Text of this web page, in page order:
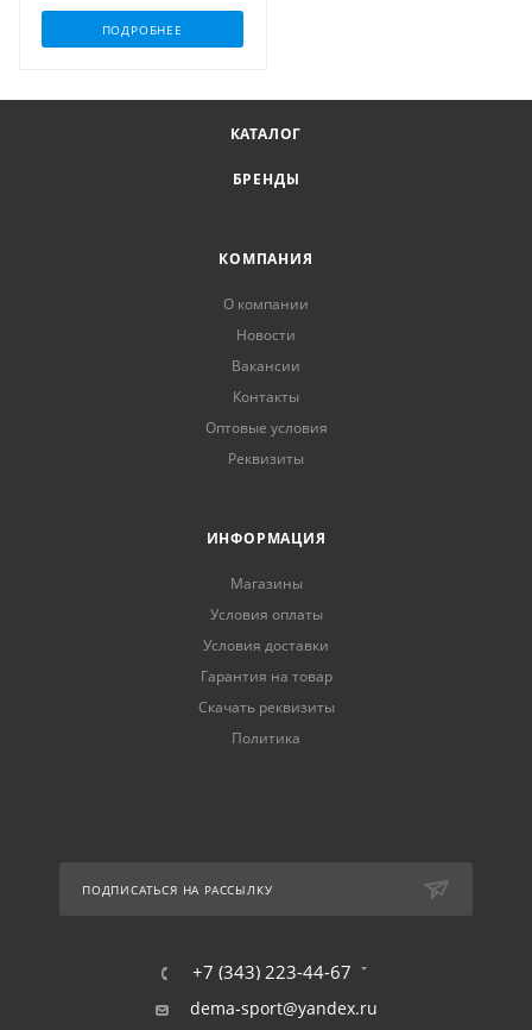
ПОДРОБНЕЕ
КАТАЛОГ
БРЕНДЫ
КОМПАНИЯ
О компании
Новости
Вакансии
Контакты
Оптовые условия
Реквизиты
ИНФОРМАЦИЯ
Магазины
Условия оплаты
Условия доставки
Гарантия на товар
Скачать реквизиты
Политика
ПОДПИСАТЬСЯ НА РАССЫЛКУ
+7 (343) 223-44-67
dema-sport@yandex.ru